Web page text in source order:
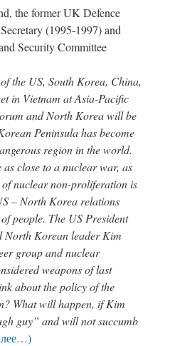
the former UK Defence
(1995-1997) and
Security Committee
the US, South Korea, China,
in Vietnam at Asia-Pacific
and North Korea will be
Peninsula has become
region in the world.
close to a nuclear war, as
of nuclear non-proliferation is
– North Korea relations
people. The US President
North Korean leader Kim
groupand nuclear
weapons of last
about the policy of the
What will happen, if Kim
guy” and will not succumb